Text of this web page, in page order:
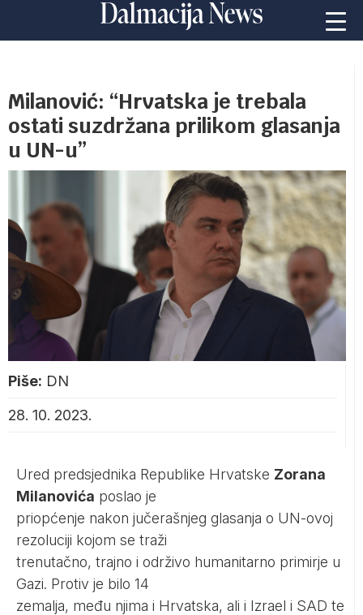
Milanović: “Hrvatska je trebala
ostati suzdržana prilikom glasanja
u UN-u”
Piše: DN
28. 10. 2023.
Ured predsjednika Republike Hrvatske Zorana
Milanovića poslao je
priopćenje nakon jučerašnjeg glasanja o UN-ovoj
rezoluciji kojom se traži
trenutačno, trajno i održivo humanitarno primirje u
Gazi. Protiv je bilo 14
zemalja, među njima i Hrvatska, ali i Izrael i SAD te